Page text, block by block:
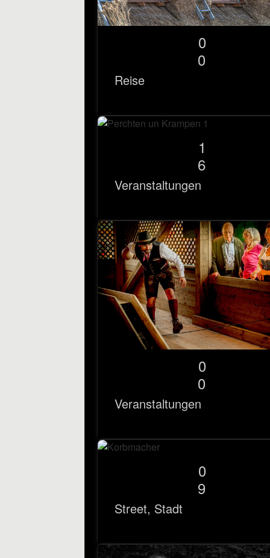
0
0
Reise
6
1
Veranstaltungen
0
0
Veranstaltungen
9
0
Street, Stadt